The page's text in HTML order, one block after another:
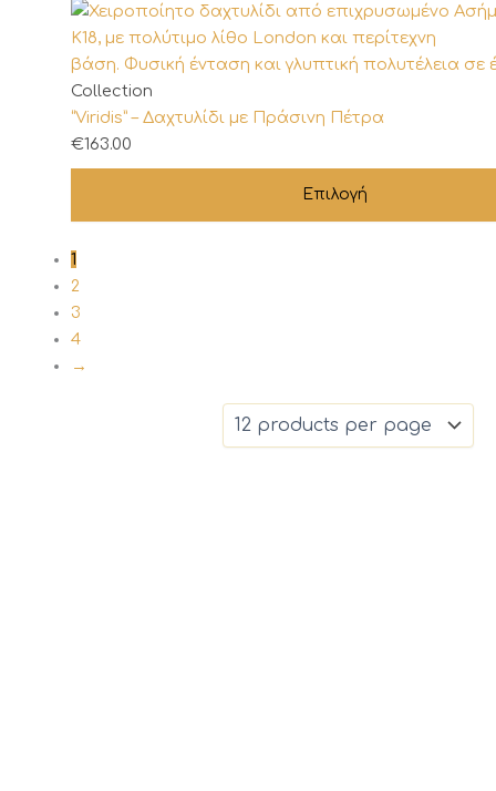
Collection
“Viridis” – Δαχτυλίδι με Πράσινη Πέτρα
€163.00
Επιλογή
Αυτό
το
προϊόν
έχει
παραλλαγές.
Οι
επιλογές
μπορούν
να
1
2
3
4
→